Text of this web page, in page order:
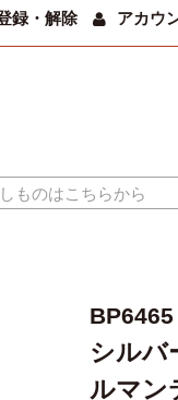
録・解除 アカウ
BP6465
シルバ
ルマン